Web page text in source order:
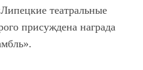
театральные
присуждена награда